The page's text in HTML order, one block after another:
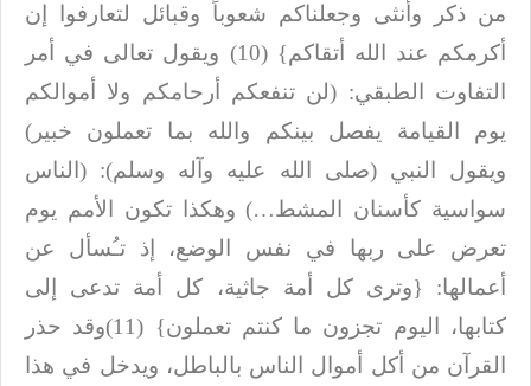
من ذكر وأنثى وجعلناكم شعوباً وقبائل لتعارفوا إن
أكرمكم عند الله أتقاكم} (10) ويقول تعالى في أمر
التفاوت الطبقي: (لن تنفعكم
أرحامكم ولا أموالكم
يوم القيامة يفصل بينكم والله بما تعملون خبير)
ويقول النبي (صلى الله عليه وآله وسلم): (الناس
سواسية كأسنان المشط…) وهكذا تكون الأمم يوم
تعرض على ربها في نفس
الوضع، إذ تـُسأل عن
أعمالها: {وترى كل أمة جاثية، كل أمة تدعى إلى
كتابها، اليوم
تجزون ما كنتم تعملون} (11)وقد حذر
القرآن من أكل أموال الناس بالباطل، ويدخل في هذا